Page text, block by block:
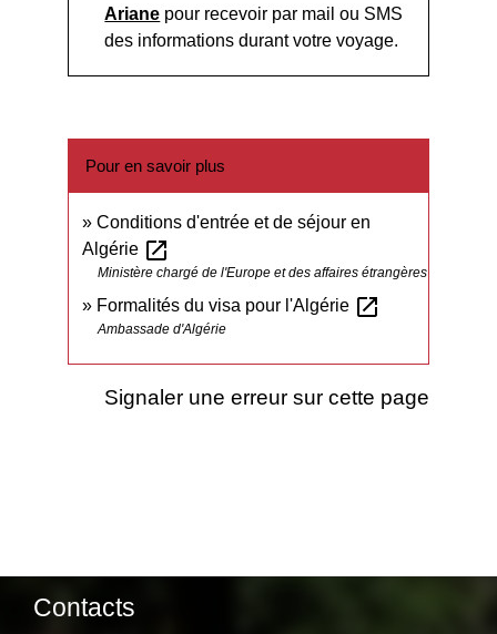
Ariane pour recevoir par mail ou SMS
des informations durant votre voyage.
Pour en savoir plus
Conditions d'entrée et de séjour en
Algérie open_in_new
Ministère chargé de l'Europe et des affaires étrangères
Formalités du visa pour l'Algérie open_in_new
Ambassade d'Algérie
Signaler une erreur sur cette page
Contacts